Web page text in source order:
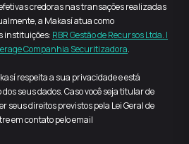
credoras nas transações realizadas
a Makasí atua como
instituições: RBR Gestão de Recursos Ltda. |
Companhia Securitizadora.
respeita a sua privacidade e está
seus dados. Caso você seja titular de
seus direitos previstos pela Lei Geral de
em contato pelo email